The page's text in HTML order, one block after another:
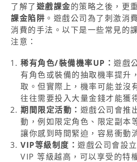
了解了遊戲課金的策略之後，更
課金陷阱 。遊戲公司為了刺激消
消費的手法。以下是一些常見的
注意：
稀有角色/裝備機率UP：遊戲
有角色或裝備的抽取機率提升
取。但實際上，機率可能並沒
往往需要投入大量金錢才能獲
期間限定活動： 遊戲公司會推
動，例如限定角色、限定副本
讓你感到時間緊迫，容易衝動
VIP等級制度：遊戲公司會設
VIP 等級越高，可以享受的特